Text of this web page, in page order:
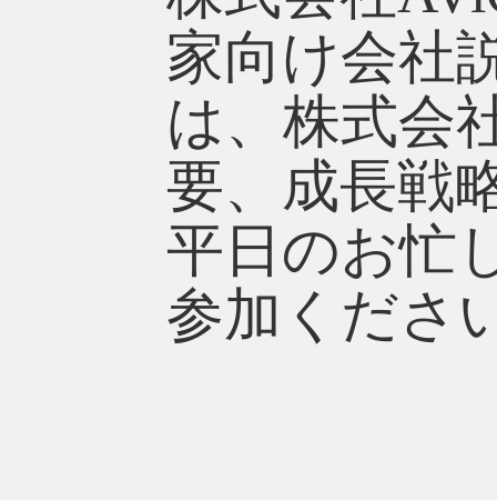
家向け会社
は、株式会
要、成長戦
平日のお忙
参加くださ